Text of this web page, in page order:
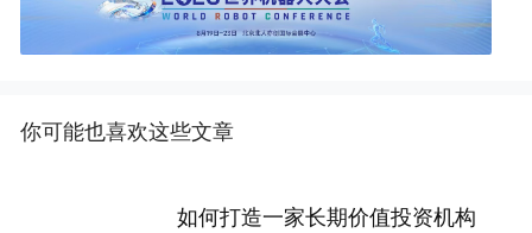
你可能也喜欢这些文章
如何打造一家长期价值投资机构